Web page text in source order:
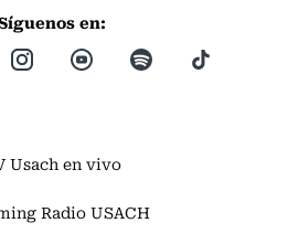
en:
Usach en vivo
Radio USACH